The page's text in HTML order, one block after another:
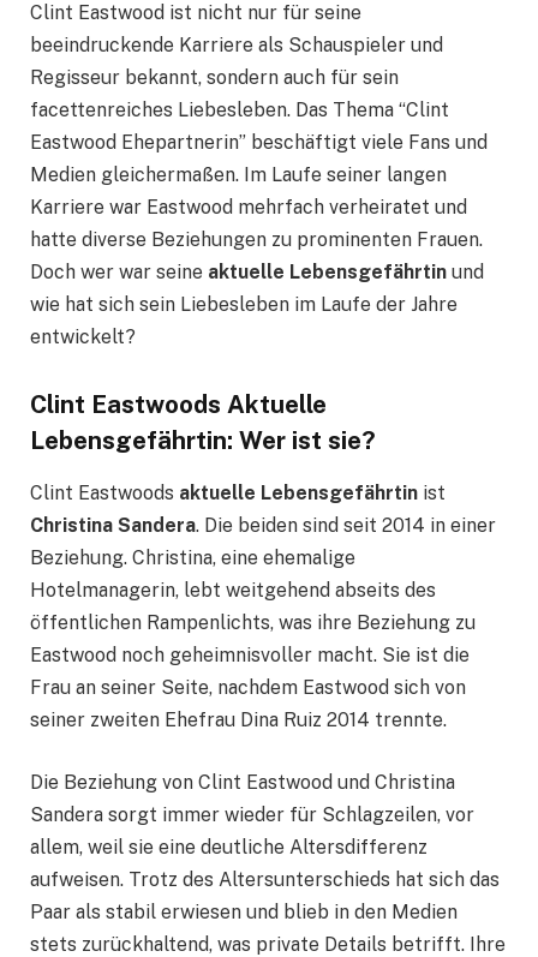
Clint Eastwood ist nicht nur für seine
beeindruckende Karriere als Schauspieler und
Regisseur bekannt, sondern auch für sein
facettenreiches Liebesleben. Das Thema “Clint
Eastwood Ehepartnerin” beschäftigt viele Fans und
Medien gleichermaßen. Im Laufe seiner langen
Karriere war Eastwood mehrfach verheiratet und
hatte diverse Beziehungen zu prominenten Frauen.
Doch wer war seine aktuelle Lebensgefährtin und
wie hat sich sein Liebesleben im Laufe der Jahre
entwickelt?
Clint Eastwoods Aktuelle
Lebensgefährtin: Wer ist sie?
Clint Eastwoods aktuelle Lebensgefährtin ist
Christina Sandera. Die beiden sind seit 2014 in einer
Beziehung. Christina, eine ehemalige
Hotelmanagerin, lebt weitgehend abseits des
öffentlichen Rampenlichts, was ihre Beziehung zu
Eastwood noch geheimnisvoller macht. Sie ist die
Frau an seiner Seite, nachdem Eastwood sich von
seiner zweiten Ehefrau Dina Ruiz 2014 trennte.
Die Beziehung von Clint Eastwood und Christina
Sandera sorgt immer wieder für Schlagzeilen, vor
allem, weil sie eine deutliche Altersdifferenz
aufweisen. Trotz des Altersunterschieds hat sich das
Paar als stabil erwiesen und blieb in den Medien
stets zurückhaltend, was private Details betrifft. Ihre